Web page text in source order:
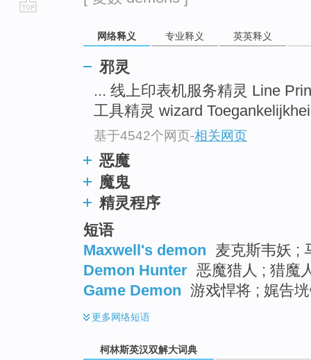
网络释义 专业释义 英英释义
邪灵
... 线上印表机服务精灵 Line
工具精灵 wizard
基于4542个网页-相关网页
恶魔
魔鬼
精灵程序
短语
Maxwell's demon 麦克斯韦妖 ;
Demon Hunter 恶魔猎人 ; 猎魔
Game Demon 游戏悍将 ; 娓告
更多网络短语
柯林斯英汉双解大词典